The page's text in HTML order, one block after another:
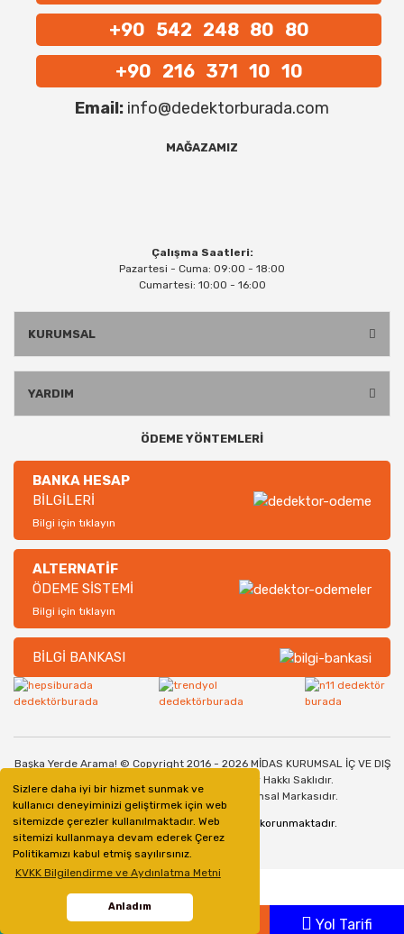
Sizlere daha iyi bir hizmet sunmak ve
kullanıcı deneyiminizi geliştirmek için web
sitemizde çerezler kullanılmaktadır. Web
sitemizi kullanmaya devam ederek Çerez
Politikamızı kabul etmiş sayılırsınız.
KVKK Bilgilendirme ve Aydınlatma Metni
Anladım
+90 542 248 80 80
+90 216 371 10 10
Email: info@dedektorburada.com
MAĞAZAMIZ
Çalışma Saatleri:
Pazartesi - Cuma: 09:00 - 18:00
Cumartesi: 10:00 - 16:00
KURUMSAL
YARDIM
ÖDEME YÖNTEMLERİ
BANKA HESAP
BİLGİLERİ
Bilgi için tıklayın
ALTERNATİF
ÖDEME SİSTEMİ
Bilgi için tıklayın
BİLGİ BANKASI
Başka Yerde Arama! © Copyright 2016 - 2026 MİDAS KURUMSAL İÇ VE DIŞ
TİCARET SANAYİ LİMİTED ŞİRKETİ. Her Hakkı Saklıdır.
Dedektorburada.com, bir Midas Kurumsal Markasıdır.
128bit SSL Güvenlik Sertifikası ile korunmaktadır.
Whatsapp Yol Tarifi
ile